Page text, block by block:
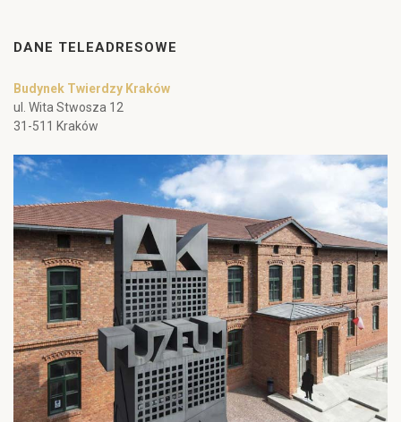
DANE TELEADRESOWE
Budynek Twierdzy Kraków
ul. Wita Stwosza 12
31-511 Kraków